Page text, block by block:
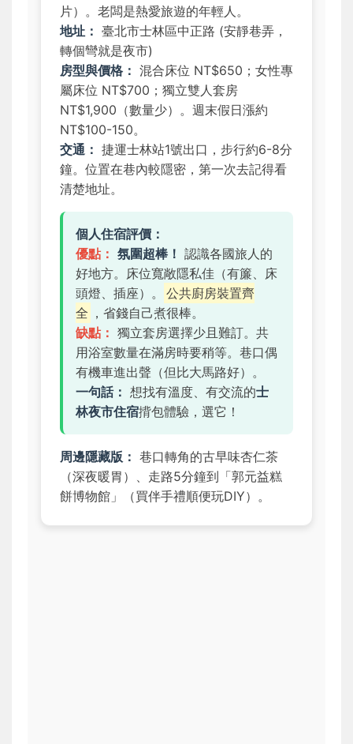
片）。老闆是熱愛旅遊的年輕人。
地址： 臺北市士林區中正路 (安靜巷弄，
轉個彎就是夜市)
房型與價格： 混合床位 NT$650；女性專
屬床位 NT$700；獨立雙人套房
NT$1,900（數量少）。週末假日漲約
NT$100-150。
交通： 捷運士林站1號出口，步行約6-8分
鐘。位置在巷內較隱密，第一次去記得看
清楚地址。
個人住宿評價：
優點： 氛圍超棒！ 認識各國旅人的
好地方。床位寬敞隱私佳（有簾、床
頭燈、插座）。
公共廚房裝置齊
全 ，省錢自己煮很棒。
缺點： 獨立套房選擇少且難訂。共
用浴室數量在滿房時要稍等。巷口偶
有機車進出聲（但比大馬路好）。
一句話： 想找有溫度、有交流的士
林夜市住宿揹包體驗，選它！
周邊隱藏版： 巷口轉角的古早味杏仁茶
（深夜暖胃）、走路5分鐘到「郭元益糕
餅博物館」（買伴手禮順便玩DIY）。